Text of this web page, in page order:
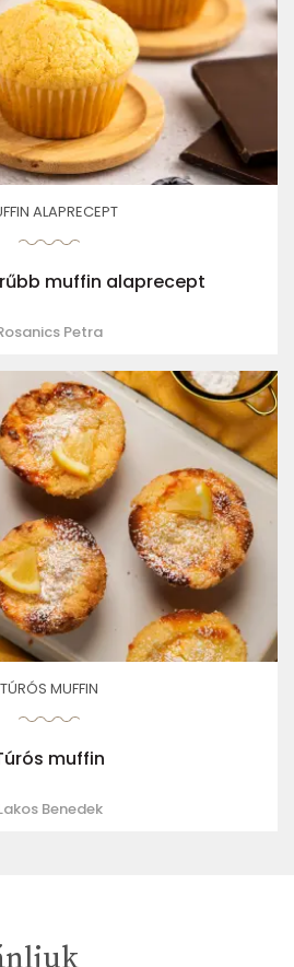
ALAPRECEPT
muffin alaprecept
Petra
TÚRÓS MUFFIN
muffin
Benedek